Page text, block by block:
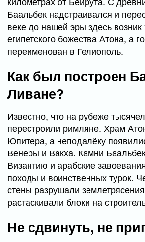
Баальбек надстраивался и
веке до нашей эры здесь возник
египетского божества Атона, а
переименован в Гелиополь.
Как был построен
Ливане?
Известно, что на рубеже
перестроили римляне. Храм
Юпитера, а неподалёку
Венеры и Вакха. Камни
Византию и арабские
походы и воинственных турок.
стены разрушали
растаскивали блоки на
Не сдвинуть, не